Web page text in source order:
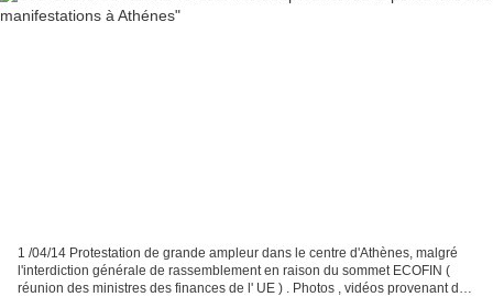
1 /04/14 Protestation de grande ampleur dans le centre d'Athènes, malgré
l'interdiction générale de rassemblement en raison du sommet ECOFIN (
réunion des ministres des finances de l' UE ) . Photos , vidéos provenant des